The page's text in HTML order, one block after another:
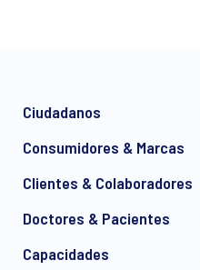
Ciudadanos
Consumidores & Marcas
Clientes & Colaboradores
Doctores & Pacientes
Capacidades